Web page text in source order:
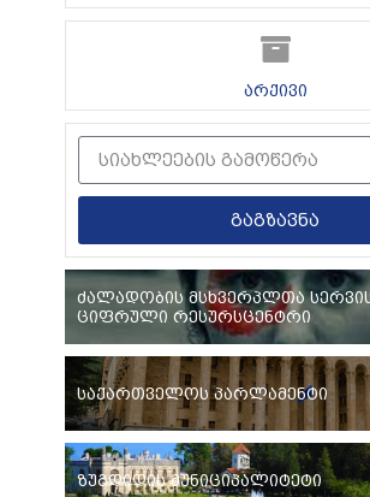
არქივი
გაგზავნა
ძალადობის მსხვერპლთა
ციფრული რესურსცენტრი
საქართველოს პარლამენტი
ზუგდიდის მუნიციპალიტეტი